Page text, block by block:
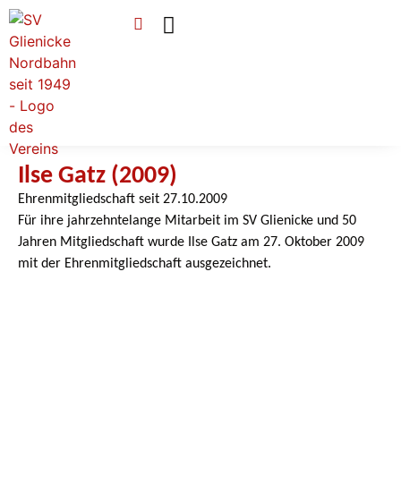
Ilse Gatz (2009)​
Ehrenmitgliedschaft seit 27.10.2009
Für ihre jahrzehntelange Mitarbeit im SV Glienicke und 50
Jahren Mitgliedschaft wurde Ilse Gatz am 27. Oktober 2009
mit der Ehrenmitgliedschaft ausgezeichnet.